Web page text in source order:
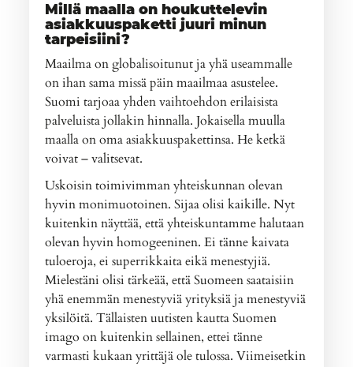
Millä maalla on houkuttelevin
asiakkuuspaketti juuri minun
tarpeisiini?
Maailma on globalisoitunut ja yhä useammalle
on ihan sama missä päin maailmaa asustelee.
Suomi tarjoaa yhden vaihtoehdon erilaisista
palveluista jollakin hinnalla. Jokaisella muulla
maalla on oma asiakkuuspakettinsa. He ketkä
voivat – valitsevat.
Uskoisin toimivimman yhteiskunnan olevan
hyvin monimuotoinen. Sijaa olisi kaikille. Nyt
kuitenkin näyttää, että yhteiskuntamme halutaan
olevan hyvin homogeeninen. Ei tänne kaivata
tuloeroja, ei superrikkaita eikä menestyjiä.
Mielestäni olisi tärkeää, että Suomeen saataisiin
yhä enemmän menestyviä yrityksiä ja menestyviä
yksilöitä. Tällaisten uutisten kautta Suomen
imago on kuitenkin sellainen, ettei tänne
varmasti kukaan yrittäjä ole tulossa. Viimeisetkin